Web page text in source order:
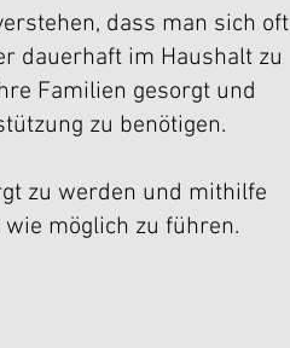
dass man sich oft
dauerhaft im Haushalt zu
Familien gesorgt und
zu benötigen.
zu werden und mithilfe
möglich zu führen.